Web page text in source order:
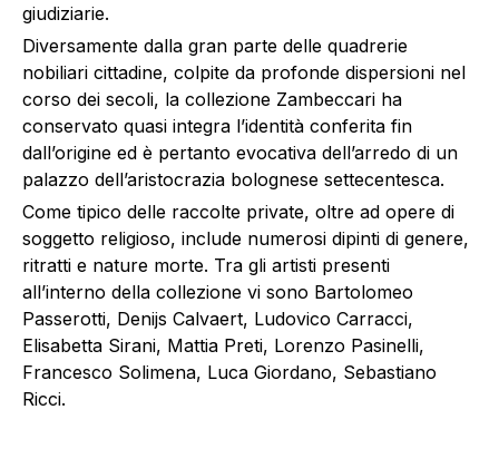
giudiziarie.
Diversamente dalla gran parte delle quadrerie
nobiliari cittadine, colpite da profonde dispersioni nel
corso dei secoli, la collezione Zambeccari ha
conservato quasi integra l’identità conferita fin
dall’origine ed è pertanto evocativa dell’arredo di un
palazzo dell’aristocrazia bolognese settecentesca.
Come tipico delle raccolte private, oltre ad opere di
soggetto religioso, include numerosi dipinti di genere,
ritratti e nature morte. Tra gli artisti presenti
all’interno della collezione vi sono Bartolomeo
Passerotti, Denijs Calvaert, Ludovico Carracci,
Elisabetta Sirani, Mattia Preti, Lorenzo Pasinelli,
Francesco Solimena, Luca Giordano, Sebastiano
Ricci.